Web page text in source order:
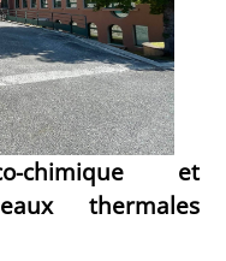
chimique et
thermales